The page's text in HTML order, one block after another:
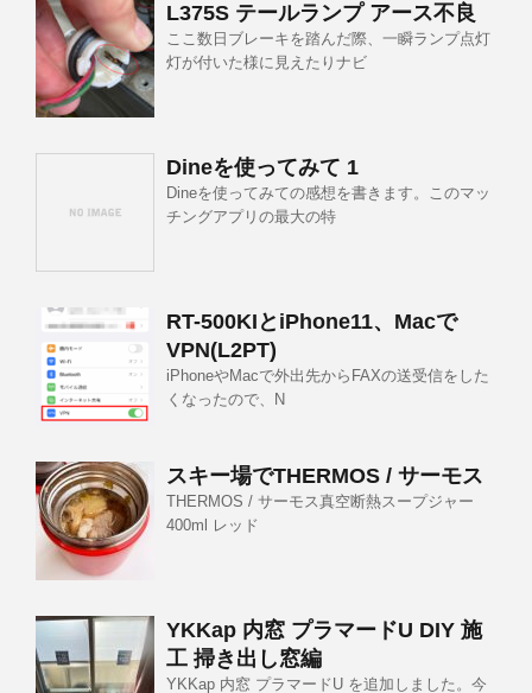
L375S テールランプ アース不良
ここ数日ブレーキを踏んだ際、一瞬ランプ点灯
灯が付いた様に見えたりナビ
Dineを使ってみて 1
Dineを使ってみての感想を書きます。このマッ
チングアプリの最大の特
RT-500KIとiPhone11、Macで
VPN(L2PT)
iPhoneやMacで外出先からFAXの送受信をした
くなったので、N
スキー場でTHERMOS / サーモス
THERMOS / サーモス真空断熱スープジャー
400ml レッド
YKKap 内窓 プラマードU DIY 施
工 掃き出し窓編
YKKap 内窓 プラマードU を追加しました。今